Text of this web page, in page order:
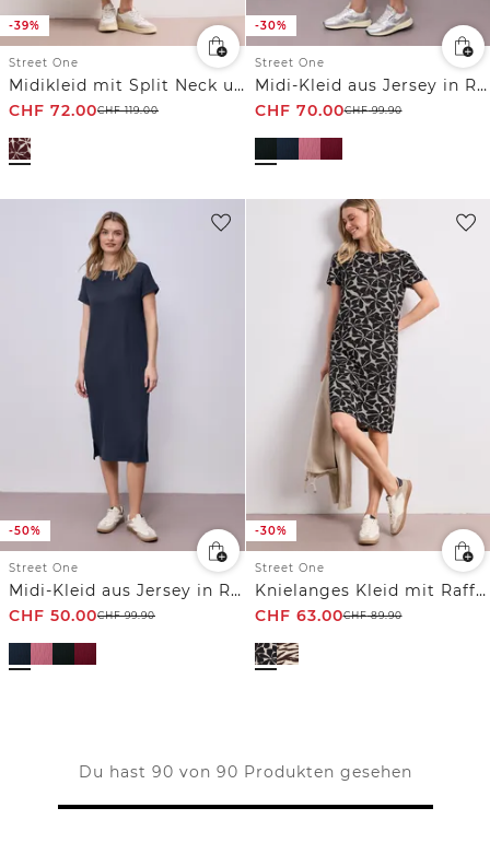
-39%
Street One
Midikleid mit Split Neck und Print
CHF 72.00CHF119.00
-30%
Street One
Midi-Kleid aus Jersey in Rippstruktur
CHF 70.00CHF99.90
-50%
Street One
Midi-Kleid aus Jersey in Rippstruktur
CHF 50.00CHF99.90
-30%
Street One
Knielanges Kleid mit Raffung
CHF 63.00CHF89.90
Du hast 90 von 90 Produkten gesehen